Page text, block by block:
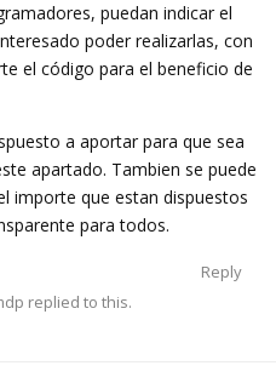
puedan indicar el
poder realizarlas, con
el código para el beneficio de
a aportar para que sea
apartado. Tambien se puede
importe que estan dispuestos
para todos.
Reply
replied to this.